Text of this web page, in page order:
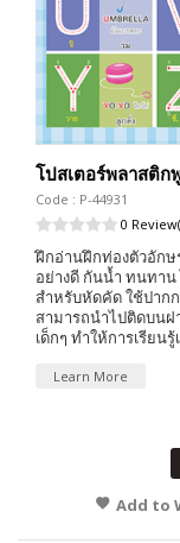
โปสเตอร์พลาสติก
Code : P-44931
0
ฝึกอ่านฝึกท่องตัวอัก
อย่างดี กันน้ำ ทนทา
สำหรับหัดคัด ใช้ปาก
สามารถนำไปติดบนฝ
เด็กๆ ทำให้การเรียน
Learn More
Add to